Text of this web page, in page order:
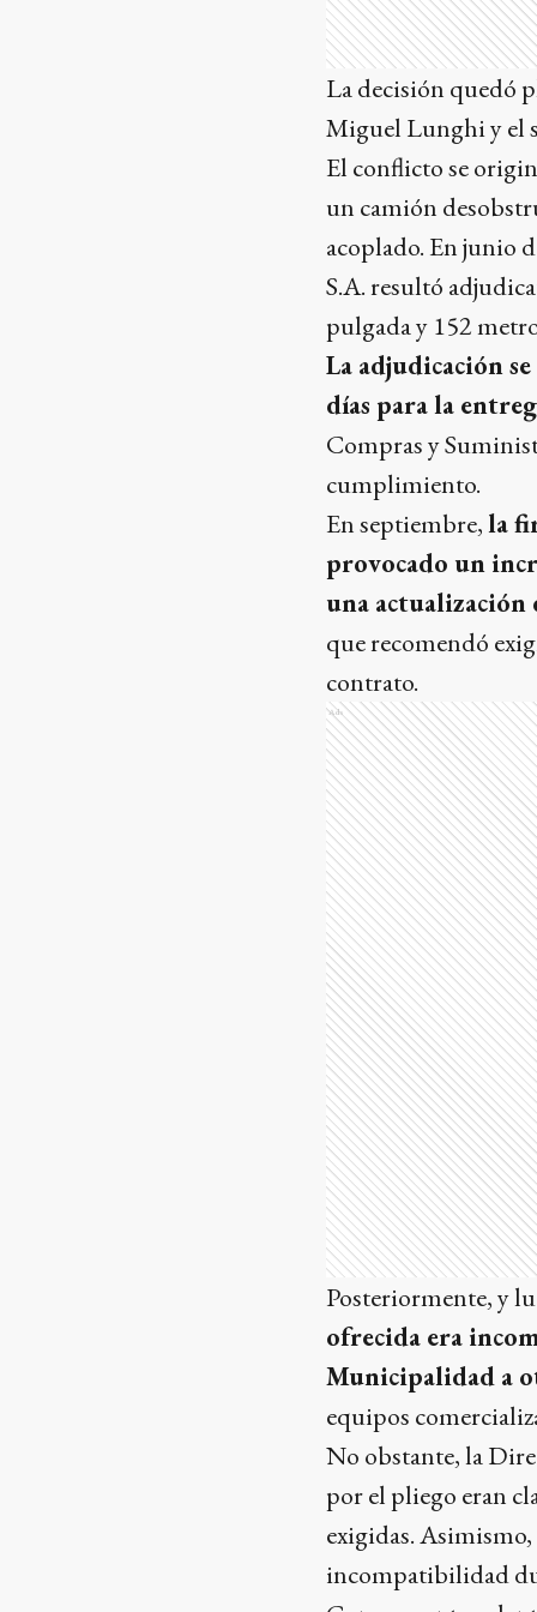
La decisión quedó
Miguel Lunghi y el
El conflicto se
un camión
acoplado. En junio
S.A. resultó
pulgada y 152
La adjudicación
días para la
Compras y
cumplimiento.
En septiembre,la
provocado un
una
que recomendó
contrato.
Ads
Posteriormente, y
ofrecida era
Municipalidad a
equipos
No obstante, la
por el pliego eran
exigidas.
incompatibilidad